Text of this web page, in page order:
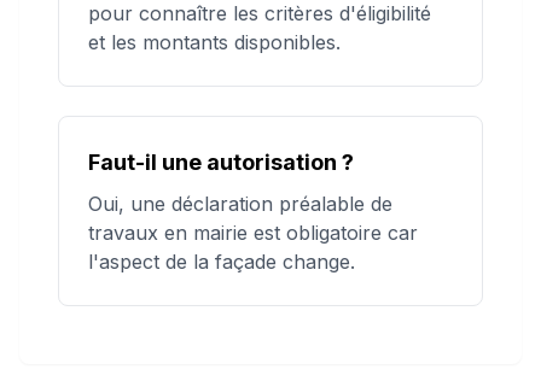
pour connaître les critères d'éligibilité
et les montants disponibles.
Faut-il une autorisation ?
Oui, une déclaration préalable de
travaux en mairie est obligatoire car
l'aspect de la façade change.